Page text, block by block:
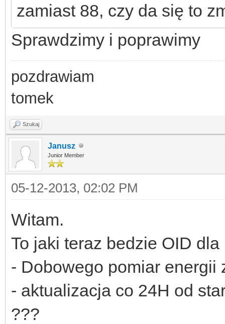
zamiast 88, czy da się to
Sprawdzimy i poprawimy
pozdrawiam
tomek
Szukaj
Janusz
Junior Member
05-12-2013, 02:02 PM
Witam.
To jaki teraz bedzie OID dla
- Dobowego pomiar energii
- aktualizacja co 24H od
???